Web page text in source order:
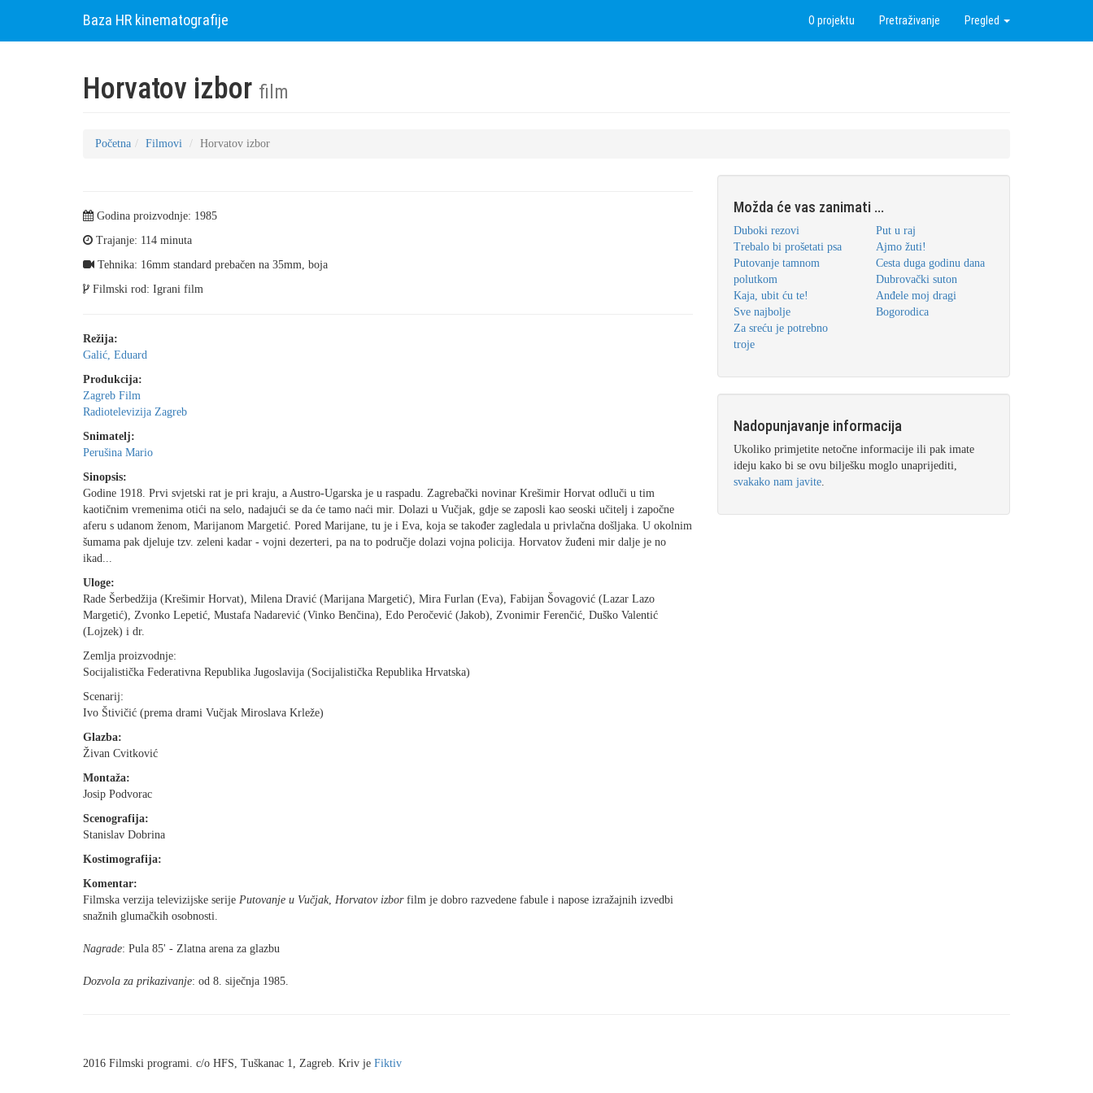
Baza HR kinematografije O projektu Pretraživanje Pregled
Horvatov izbor film
Početna Filmovi Horvatov izbor
Godina proizvodnje: 1985
Trajanje: 114 minuta
Tehnika: 16mm standard prebačen na 35mm, boja
Filmski rod: Igrani film
Režija:
Galić, Eduard
Produkcija:
Zagreb Film
Radiotelevizija Zagreb
Snimatelj:
Perušina Mario
Sinopsis:
Godine 1918. Prvi svjetski rat je pri kraju, a Austro-Ugarska je u raspadu. Zagrebački novinar Krešimir Horvat odluči u tim
kaotičnim vremenima otići na selo, nadajući se da će tamo naći mir. Dolazi u Vučjak, gdje se zaposli kao seoski učitelj i započne
aferu s udanom ženom, Marijanom Margetić. Pored Marijane, tu je i Eva, koja se također zagledala u privlačna došljaka. U okolnim
šumama pak djeluje tzv. zeleni kadar - vojni dezerteri, pa na to područje dolazi vojna policija. Horvatov žuđeni mir dalje je no
ikad...
Uloge:
Rade Šerbedžija (Krešimir Horvat), Milena Dravić (Marijana Margetić), Mira Furlan (Eva), Fabijan Šovagović (Lazar Lazo
Margetić), Zvonko Lepetić, Mustafa Nadarević (Vinko Benčina), Edo Peročević (Jakob), Zvonimir Ferenčić, Duško Valentić
(Lojzek) i dr.
Zemlja proizvodnje:
Socijalistička Federativna Republika Jugoslavija (Socijalistička Republika Hrvatska)
Scenarij:
Ivo Štivičić (prema drami Vučjak Miroslava Krleže)
Glazba:
Živan Cvitković
Montaža:
Josip Podvorac
Scenografija:
Stanislav Dobrina
Kostimografija:
Komentar:
Filmska verzija televizijske serije Putovanje u Vučjak, Horvatov izborfilm je dobro razvedene fabule i napose izražajnih izvedbi
snažnih glumačkih osobnosti.
Nagrade: Pula 85' - Zlatna arena za glazbu
Dozvola za prikazivanje: od 8. siječnja 1985.
Možda će vas zanimati ...
Duboki rezovi
Trebalo bi prošetati psa
Putovanje tamnom
polutkom
Kaja, ubit ću te!
Sve najbolje
Za sreću je potrebno
troje
Put u raj
Ajmo žuti!
Cesta duga godinu dana
Dubrovački suton
Anđele moj dragi
Bogorodica
Nadopunjavanje informacija
Ukoliko primjetite netočne informacije ili pak imate
ideju kako bi se ovu bilješku moglo unaprijediti,
svakako nam javite.
2016 Filmski programi. c/o HFS, Tuškanac 1, Zagreb. Kriv je Fiktiv